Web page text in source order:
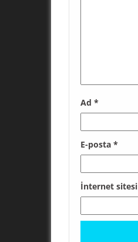
Ad *
E-posta *
İnternet sitesi